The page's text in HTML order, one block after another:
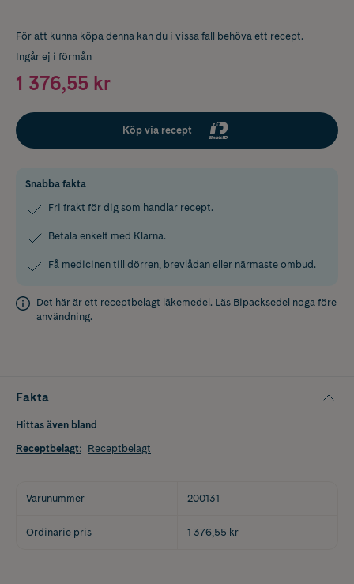
För att kunna köpa denna kan du i vissa fall behöva ett recept.
Ingår ej i förmån
1 376,55 kr
Köp via recept
Snabba fakta
Fri frakt för dig som handlar recept.
Betala enkelt med Klarna.
Få medicinen till dörren, brevlådan eller närmaste ombud.
Det här är ett receptbelagt läkemedel. Läs Bipacksedel noga före
användning.
Fakta
Hittas även bland
Receptbelagt: Receptbelagt
Varunummer 200131
Ordinarie pris 1 376,55 kr